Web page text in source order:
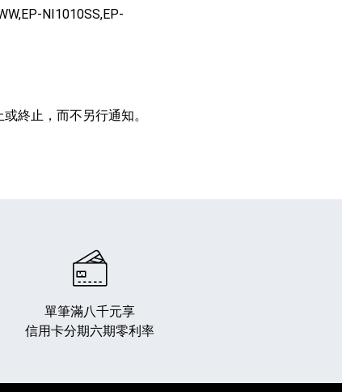
NI1010SS,EP-
終止，而不另行通知。
單筆滿八千元享
信用卡分期六期零利率